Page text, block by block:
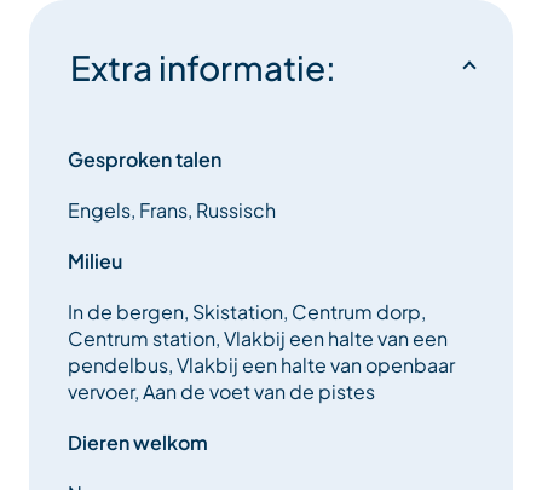
Extra informatie:
Gesproken talen
Engels, Frans, Russisch
Milieu
In de bergen, Skistation, Centrum dorp,
Centrum station, Vlakbij een halte van een
pendelbus, Vlakbij een halte van openbaar
vervoer, Aan de voet van de pistes
Dieren welkom